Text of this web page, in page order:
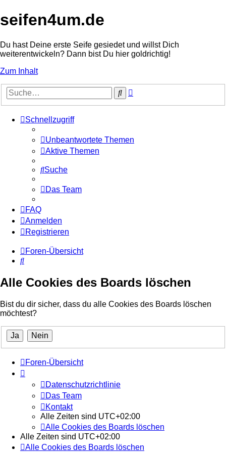
seifen4um.de
Du hast Deine erste Seife gesiedet und willst Dich
weiterentwickeln? Dann bist Du hier goldrichtig!
Zum Inhalt
Suche
Schnellzugriff
Unbeantwortete Themen
Aktive Themen
Suche
Das Team
FAQ
Anmelden
Registrieren
Foren-Übersicht
Suche
Alle Cookies des Boards löschen
Bist du dir sicher, dass du alle Cookies des Boards löschen
möchtest?
Foren-Übersicht
Datenschutzrichtlinie
Das Team
Kontakt
Alle Zeiten sind UTC+02:00
Alle Cookies des Boards löschen
Alle Zeiten sind UTC+02:00
Alle Cookies des Boards löschen